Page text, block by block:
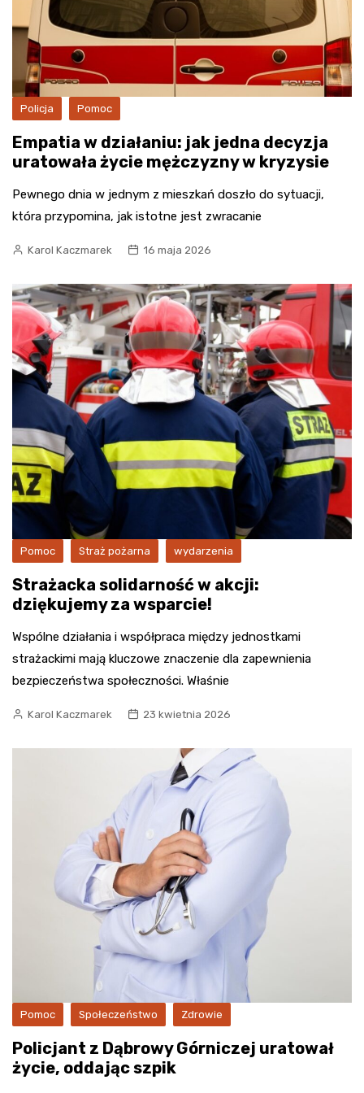
Policja Pomoc
Empatia w działaniu: jak jedna decyzja
uratowała życie mężczyzny w kryzysie
Pewnego dnia w jednym z mieszkań doszło do sytuacji,
która przypomina, jak istotne jest zwracanie
Karol Kaczmarek 16 maja 2026
Pomoc Straż pożarna wydarzenia
Strażacka solidarność w akcji:
dziękujemy za wsparcie!
Wspólne działania i współpraca między jednostkami
strażackimi mają kluczowe znaczenie dla zapewnienia
bezpieczeństwa społeczności. Właśnie
Karol Kaczmarek 23 kwietnia 2026
Pomoc Społeczeństwo Zdrowie
Policjant z Dąbrowy Górniczej uratował
życie, oddając szpik